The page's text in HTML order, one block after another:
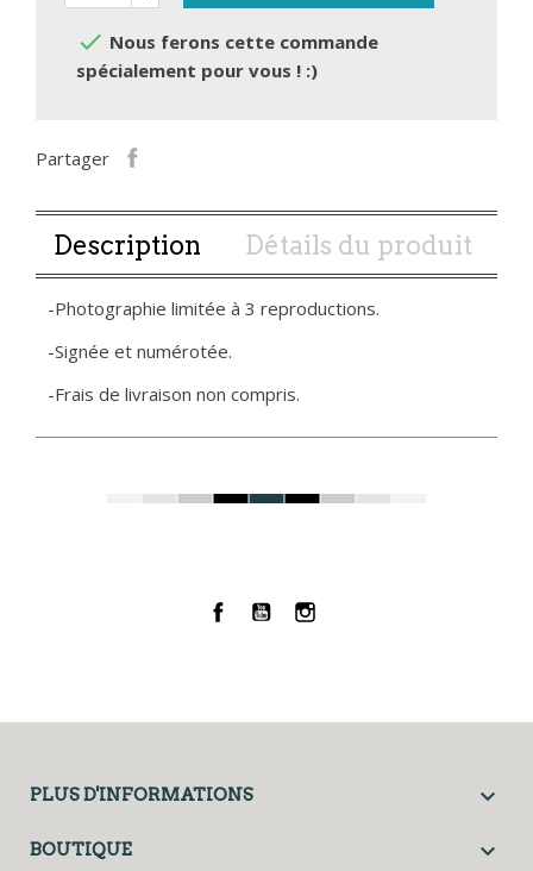
 Nous ferons cette commande
spécialement pour vous ! :)
Partager
Description Détails du produit
-Photographie limitée à 3 reproductions.
-Signée et numérotée.
-Frais de livraison non compris.
Facebook
YouTubeInstagram
PLUS D'INFORMATIONS 
BOUTIQUE 